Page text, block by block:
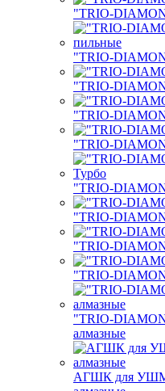
"TRIO-
"TRIO-
"TRIO-
"TRIO-
"TRIO-
"TRIO-
"TRIO-
"TRIO-
"TRIO-
"TRIO-
алмазные
АГШК для